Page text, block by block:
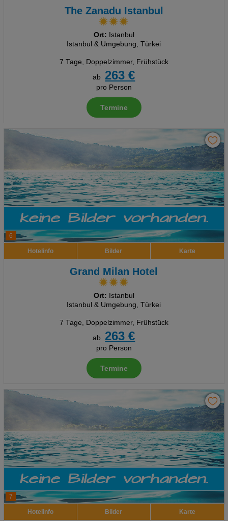
The Zanadu Istanbul
Ort: Istanbul
Istanbul & Umgebung, Türkei
7 Tage, Doppelzimmer, Frühstück
ab
263 €
pro Person
Termine
6
Hotelinfo Bilder Karte
Grand Milan Hotel
Ort: Istanbul
Istanbul & Umgebung, Türkei
7 Tage, Doppelzimmer, Frühstück
ab
263 €
pro Person
Termine
7
Hotelinfo Bilder Karte